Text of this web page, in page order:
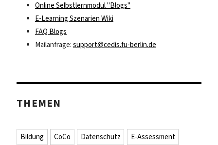
Online Selbstlernmodul "Blogs"
E-Learning Szenarien Wiki
FAQ Blogs
Mailanfrage: support@cedis.fu-berlin.de
THEMEN
Bildung CoCo Datenschutz
E-Assessment